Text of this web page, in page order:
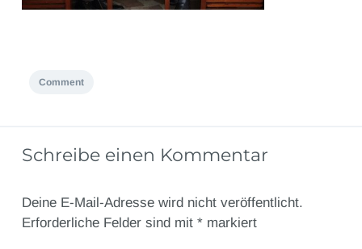
Comment
Schreibe einen Kommentar
Deine E-Mail-Adresse wird nicht veröffentlicht.
Erforderliche Felder sind mit *markiert